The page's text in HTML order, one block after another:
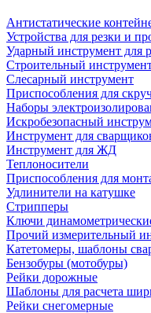
Антистатические
Устройства для резки и
Ударный инструмент для
Строительный
Слесарный инструмент
Приспособления для
Наборы
Искробезопасный
Инструмент для
Инструмент для ЖД
Теплоносители
Приспособления для
Удлинители на катушке
Стрипперы
Ключи
Прочий измерительный
Катетомеры, шаблоны
Бензобуры (мотобуры)
Рейки дорожные
Шаблоны для расчета
Рейки снегомерные